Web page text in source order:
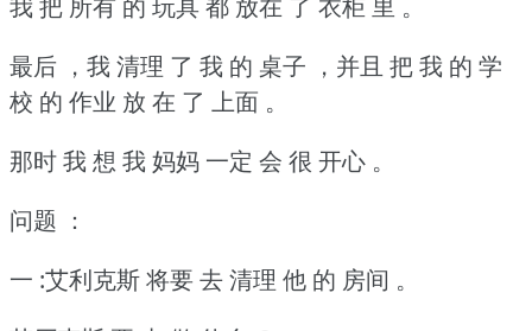
我 把 所有 的 玩具 都 放在 了 衣柜 里 。
最后 ，我 清理 了 我 的 桌子 ，并且 把 我 的 学
校 的 作业 放 在 了 上面 。
那时 我 想 我 妈妈 一定 会 很 开心 。
问题 ：
一 :艾利克斯 将要 去 清理 他 的 房间 。